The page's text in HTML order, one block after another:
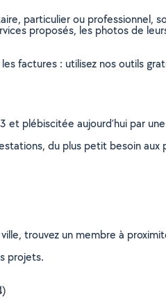
particulier ou professionnel,
proposés, les photos de
factures : utilisez nos outils
plébiscitée aujourd’hui par
du plus petit besoin aux
trouvez un membre à
projets.